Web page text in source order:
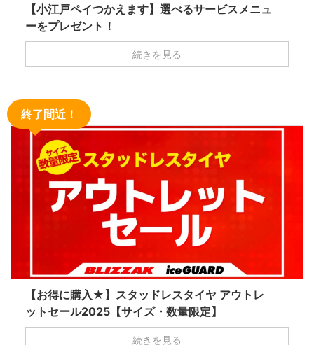
【小江戸ペイつかえます】選べるサービスメニュ
ーをプレゼント！
続きを見る
終了間近！
【お得に購入★】スタッドレスタイヤ アウトレ
ットセール2025【サイズ・数量限定】
続きを見る